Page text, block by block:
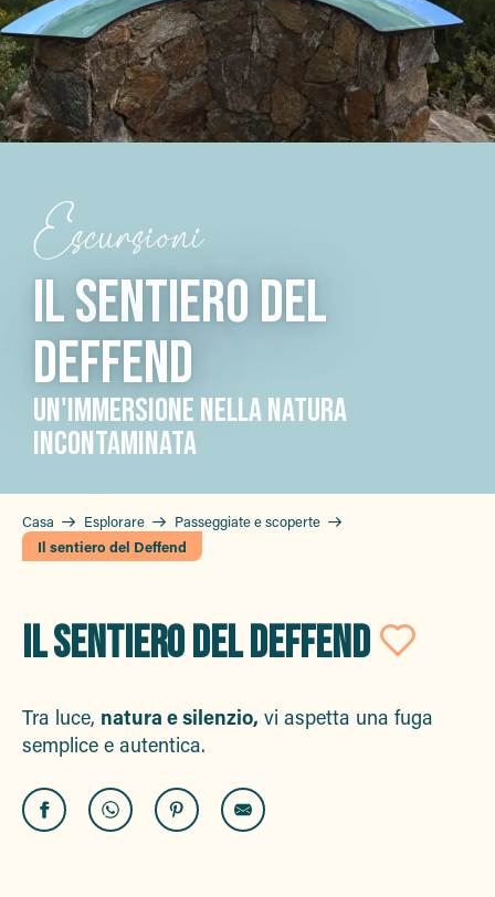
Escursioni
IL SENTIERO DEL
DEFFEND
UN'IMMERSIONE NELLA NATURA
INCONTAMINATA
Casa Esplorare
Passeggiate e scoperte
Il sentiero del Deffend
IL SENTIERO DEL DEFFEND
Tra luce, natura e silenzio, vi aspetta una fuga
semplice e autentica.